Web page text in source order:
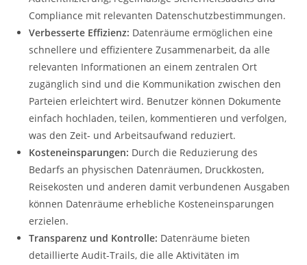
Compliance mit relevanten Datenschutzbestimmungen.
Verbesserte Effizienz: Datenräume ermöglichen eine
schnellere und effizientere Zusammenarbeit, da alle
relevanten Informationen an einem zentralen Ort
zugänglich sind und die Kommunikation zwischen den
Parteien erleichtert wird. Benutzer können Dokumente
einfach hochladen, teilen, kommentieren und verfolgen,
was den Zeit- und Arbeitsaufwand reduziert.
Kosteneinsparungen: Durch die Reduzierung des
Bedarfs an physischen Datenräumen, Druckkosten,
Reisekosten und anderen damit verbundenen Ausgaben
können Datenräume erhebliche Kosteneinsparungen
erzielen.
Transparenz und Kontrolle: Datenräume bieten
detaillierte Audit-Trails, die alle Aktivitäten im